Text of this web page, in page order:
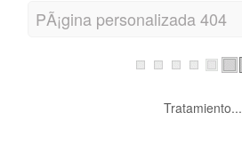
PÃ¡gina personalizada 404
Tratamiento...